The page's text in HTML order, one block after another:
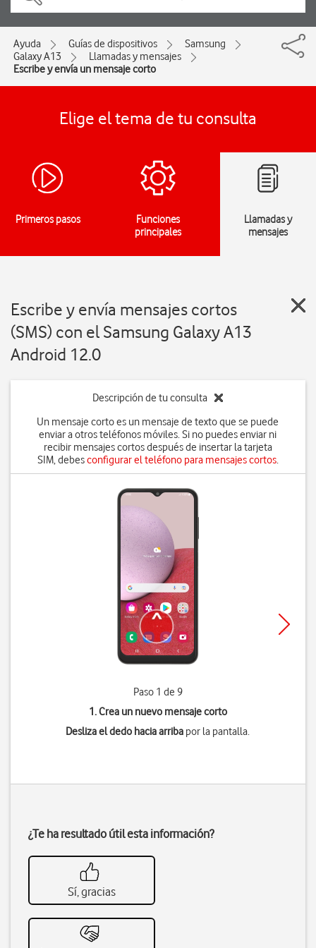
Ayuda Guías de dispositivos
Samsung
Galaxy A13
Llamadas y mensajes
Escribe y envía un mensaje corto
Elige el tema de tu consulta
Primeros pasos
Funciones
principales
Llamadas y
mensajes
Escribe y envía mensajes cortos
(SMS) con el Samsung Galaxy A13
Android 12.0
Descripción de tu consulta
Un mensaje corto es un mensaje de texto que se puede
enviar a otros teléfonos móviles. Si no puedes enviar ni
recibir mensajes cortos después de insertar la tarjeta
SIM, debesconfigurar el teléfono para mensajes cortos.
Paso 1 de 9
1. Crea un nuevo mensaje corto
Desliza el dedo hacia arriba por la pantalla.
¿Te ha resultado útil esta información?
Sí, gracias